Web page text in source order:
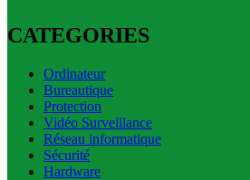
CATEGORIES
Ordinateur
Bureautique
Protection
Vidéo Surveillance
Réseau informatique
Sécurité
Hardware